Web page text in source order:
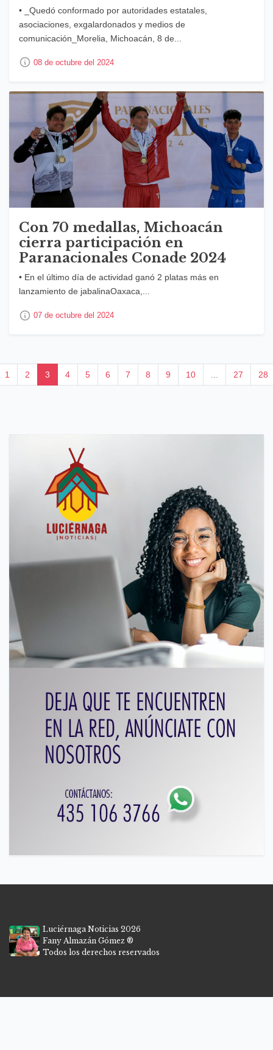
• _Quedó conformado por autoridades estatales,
asociaciones, exgalardonados y medios de
comunicación_Morelia, Michoacán, 8 de...
08 de octubre del 2024
Con 70 medallas, Michoacán
cierra participación en
Paranacionales Conade 2024
• En el último día de actividad ganó 2 platas más en
lanzamiento de jabalinaOaxaca,...
07 de octubre del 2024
1 2 3 4 5 6 7 8 9 10 ... 27 28
Luciérnaga Noticias 2026
Fany Almazán Gómez ®
Todos los derechos reservados